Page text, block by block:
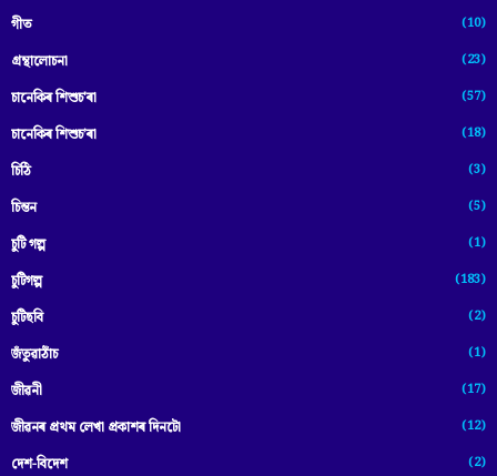
গীত (10)
গ্ৰন্থালোচনা (23)
চানেকিৰ শিশুচ'ৰা (57)
চানেকিৰ শিশুচ’ৰা (18)
চিঠি (3)
চিন্তন (5)
চুটি গল্প (1)
চুটিগল্প (183)
চুটিছবি (2)
জঁতুৱাঠাঁচ (1)
জীৱনী (17)
জীৱনৰ প্ৰথম লেখা প্ৰকাশৰ দিনটো (12)
দেশ-বিদেশ (2)